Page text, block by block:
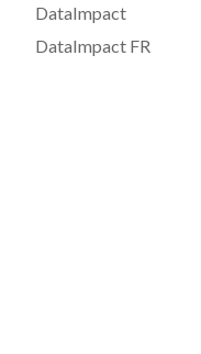
DataImpact
DataImpact FR